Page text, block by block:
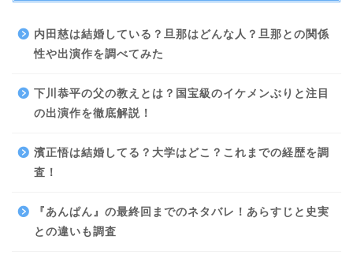
内田慈は結婚している？旦那はどんな人？旦那との関係
性や出演作を調べてみた
下川恭平の父の教えとは？国宝級のイケメンぶりと注目
の出演作を徹底解説！
濱正悟は結婚してる？大学はどこ？これまでの経歴を調
査！
『あんぱん』の最終回までのネタバレ！あらすじと史実
との違いも調査